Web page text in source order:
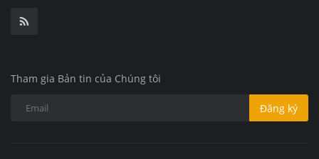
Tham gia Bản tin của Chúng tôi
Đăng ký